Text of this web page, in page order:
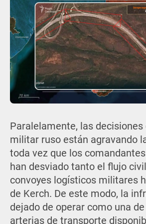
Paralelamente, las decisiones
militar ruso están agravando
toda vez que los
han desviado tanto el flujo
convoyes logísticos militares
de Kerch. De este modo, la
dejado de operar como una
arterias de transporte